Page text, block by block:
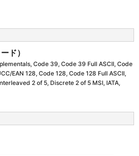
ド）
Code 39, Code 39 Full ASCII, Code
EAN 128, Code 128, Code 128 Full ASCII,
2 of 5, Discrete 2 of 5 MSI, IATA,